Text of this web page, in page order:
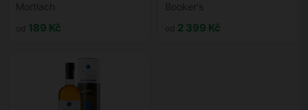
Mortlach
189 Kč
Booker's
2 399 Kč